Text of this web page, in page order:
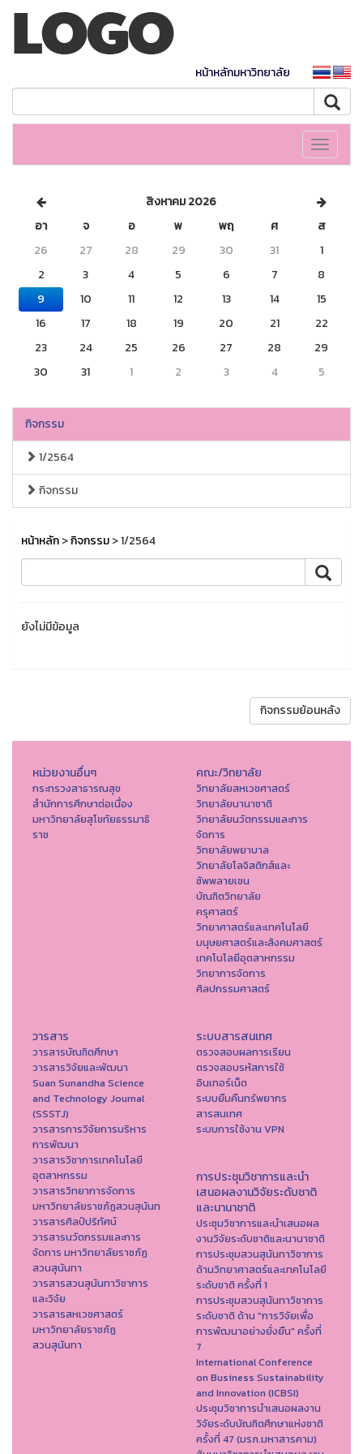
หน้าหลักมหาวิทยาลัย
Toggle
สิงหาคม 2026
อา
จ อ พ พฤ ศ
ส
26
27 28 29 30 31
1
2
3 4 5 6 7
8
9
10 11 12 13 14
15
16
17 18 19 20 21
22
23
24 25 26 27 28
29
30
31 1 2 3 4 5
กิจกรรม
1/2564
กิจกรรม
หน้าหลัก>กิจกรรม> 1/2564
ยังไม่มีข้อมูล
กิจกรรมย้อนหลัง
หน่วยงานอื่นๆ
กระทรวงสาธารณสุข
สำนักการศึกษาต่อเนื่อง
มหาวิทยาลัยสุโขทัยธรรมาธิ
ราช
คณะ/วิทยาลัย
วิทยาลัยสหเวชศาสตร์
วิทยาลัยนานาชาติ
วิทยาลัยนวัตกรรมและการ
จัดการ
วิทยาลัยพยาบาล
วิทยาลัยโลจิสติกส์และ
ซัพพลายเชน
บัณฑิตวิทยาลัย
ครุศาสตร์
วิทยาศาสตร์และเทคโนโลยี
มนุษยศาสตร์และสังคมศาสตร์
เทคโนโลยีอุตสาหกรรม
วิทยาการจัดการ
ศิลปกรรมศาสตร์
วารสาร
วารสารบัณฑิตศึกษา
วารสารวิจัยและพัฒนา
Suan Sunandha Science
and Technology Journal
(SSSTJ)
วารสารการวิจัยการบริหาร
การพัฒนา
วารสารวิชาการเทคโนโลยี
อุตสาหกรรม
วารสารวิทยาการจัดการ
มหาวิทยาลัยราชภัฏสวนสุนันท
วารสารศิลป์ปริทัศน์
วารสารนวัตกรรมและการ
จัดการ มหาวิทยาลัยราชภัฏ
สวนสุนันทา
วารสารสวนสุนันทาวิชาการ
และวิจัย
วารสารสหเวชศาสตร์
มหาวิทยาลัยราชภัฏ
สวนสุนันทา
ระบบสารสนเทศ
ตรวจสอบผลการเรียน
ตรวจสอบรหัสการใช้
อินเทอร์เน็ต
ระบบยืมคืนทรัพยากร
สารสนเทศ
ระบบการใช้งาน VPN
การประชุมวิชาการและนำ
เสนอผลงานวิจัยระดับชาติ
และนานาชาติ
ประชุมวิชาการและนำเสนอผล
งานวิจัยระดับชาติและนานาชาติ
การประชุมสวนสุนันทาวิชาการ
ด้านวิทยาศาสตร์และเทคโนโลยี
ระดับขาติ ครั้งที่ 1
การประชุมสวนสุนันทาวิชาการ
ระดับชาติ ด้าน "การวิจัยเพื่อ
การพัฒนาอย่างยั่งยืน" ครั้งที่
7
International Conference
on Business Sustainability
and Innovation (ICBSI)
ประชุมวิชาการนำเสนอผลงาน
วิจัยระดับบัณฑิตศึกษาแห่งชาติ
ครั้งที่ 47 (มรภ.มหาสารคาม)